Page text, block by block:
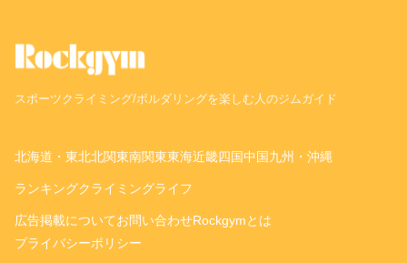
スポーツクライミング/ボルダリングを楽しむ人のジムガイド
北海道・東北北関東南関東東海近畿四国中国九州・沖縄
ランキングクライミングライフ
広告掲載についてお問い合わせRockgymとは
プライバシーポリシー